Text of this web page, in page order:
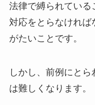
法律で縛られてい
対応をとらなければ
がたいことです。
しかし、前例にと
は難しくなります。